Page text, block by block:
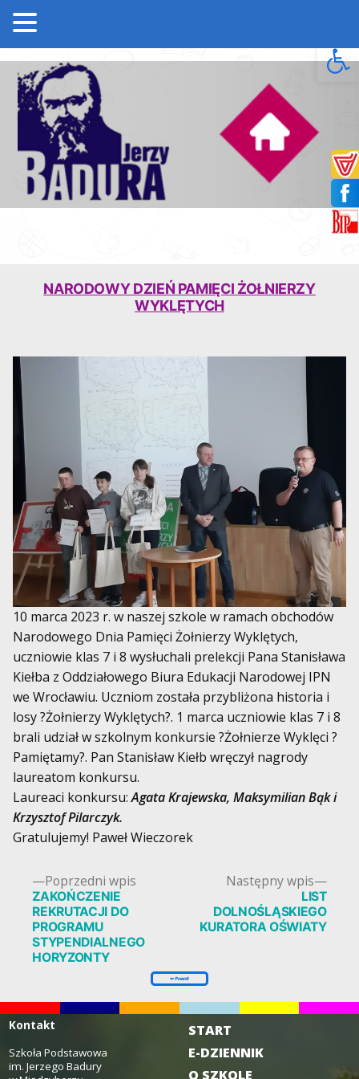
NARODOWY DZIEŃ PAMIĘCI ŻOŁNIERZY
WYKLĘTYCH
10 marca 2023 r. w naszej szkole w ramach obchodów
Narodowego Dnia Pamięci Żołnierzy Wyklętych,
uczniowie klas 7 i 8 wysłuchali prelekcji Pana Stanisława
Kiełba z Oddziałowego Biura Edukacji Narodowej IPN
we Wrocławiu. Uczniom została przybliżona historia i
losy ?Żołnierzy Wyklętych?. 1 marca uczniowie klas 7 i 8
brali udział w szkolnym konkursie ?Żołnierze Wyklęci ?
Pamiętamy?. Pan Stanisław Kiełb wręczył nagrody
laureatom konkursu.
Laureaci konkursu:Agata Krajewska, Maksymilian Bąk i
Krzysztof Pilarczyk.
Gratulujemy! Paweł Wieczorek
Nawigacja
wpisu
Poprzedni wpis
ZAKOŃCZENIE
REKRUTACJI DO
PROGRAMU
STYPENDIALNEGO
HORYZONTY
Następny wpis
wpis:
LIST
DOLNOŚLĄSKIEGO
KURATORA OŚWIATY
Kontakt
Szkoła Podstawowa
im. Jerzego Badury
START
E-DZIENNIK
O SZKOLE